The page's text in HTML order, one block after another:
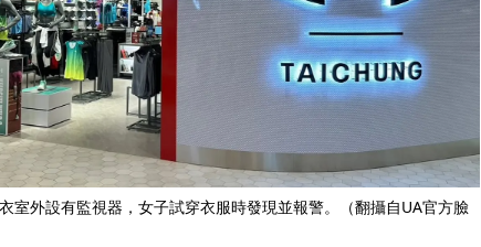
室外設有監視器，女子試穿衣服時發現並報警。（翻攝自UA官方臉